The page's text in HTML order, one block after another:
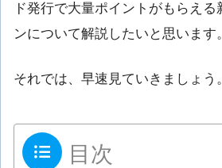
ド発行で大量ポイントがもらえ
ンについて解説したいと思います。
それでは、早速見ていきましょう。
目次